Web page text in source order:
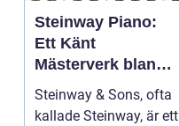
Steinway Piano:
Ett Känt
Mästerverk bland
Musikinstrument
Steinway & Sons, ofta
kallade Steinway, är ett